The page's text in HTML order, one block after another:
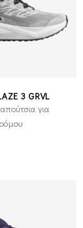
3 GRVL
για